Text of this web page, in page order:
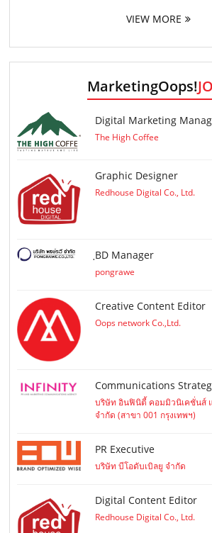
VIEW MORE
MarketingOops!
Digital Marketing
The High Coffee
Graphic Designer
Redhouse Digital Co., Ltd.
ฺBD Manager
pongrawe
Creative Content Editor
Oops network Co.,Ltd.
Communications
บริษัท อินฟินิตี้ คอมมิวนิเคชั่นส์
จำกัด (สาขา 001 กรุงเทพฯ)
PR Executive
บริษัท บีโอดับเบิลยู จำกัด
Digital Content Editor
Redhouse Digital Co., Ltd.